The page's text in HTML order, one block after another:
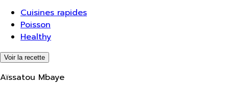
Cuisines rapides
Poisson
Healthy
Voir la recette
Aïssatou Mbaye